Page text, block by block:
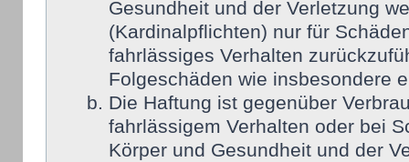
Gesundheit und der Verletzung
(Kardinalpflichten) nur für
fahrlässiges Verhalten
Folgeschäden wie insbesondere
Die Haftung ist gegenüber
fahrlässigem Verhalten oder bei
Körper und Gesundheit und der